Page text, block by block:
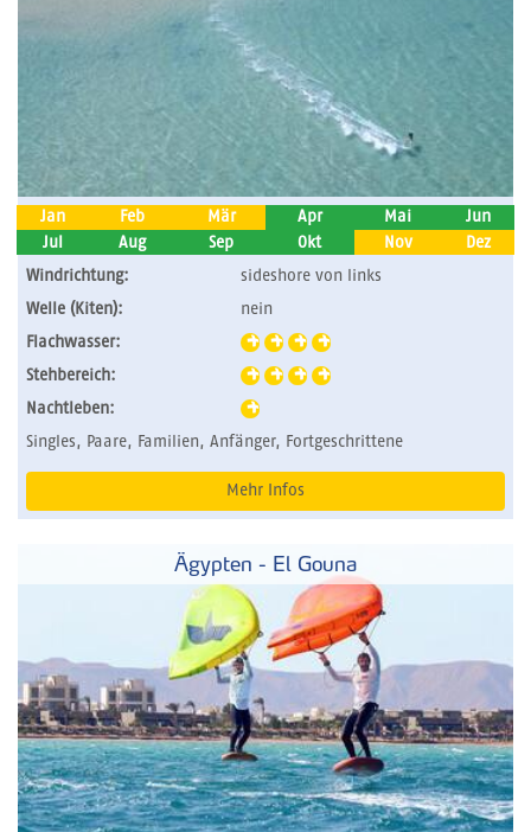
Jan Feb Mär Apr Mai
Jun
Jul
Aug Sep Okt Nov
Dez
Windrichtung:
sideshore von links
Welle (Kiten):
nein
Flachwasser:
Stehbereich:
Nachtleben:
Singles, Paare, Familien, Anfänger, Fortgeschrittene
Mehr Infos
Ägypten - El Gouna